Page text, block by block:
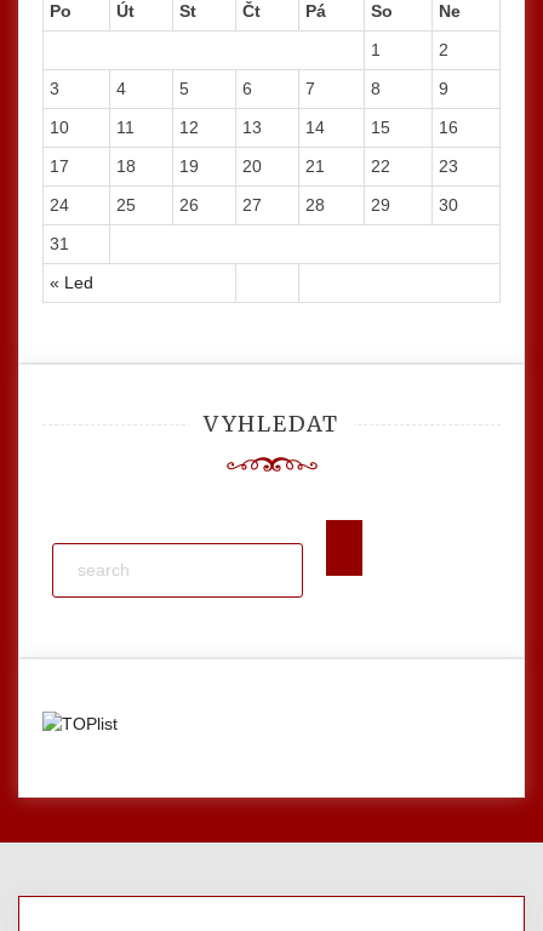
Po Út St Čt Pá So Ne
« Led
1
2
3
4 5 6 7 8
9
10
11 12 13 14 15
16
17
18 19 20 21 22
23
24
25 26 27 28 29
30
31
VYHLEDAT